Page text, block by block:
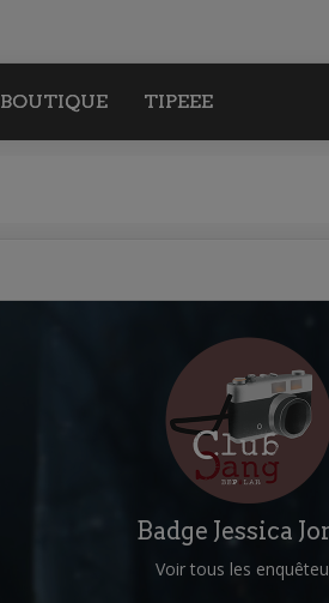
BOUTIQUE TIPEEE
Badge Jessica
Voir tous les